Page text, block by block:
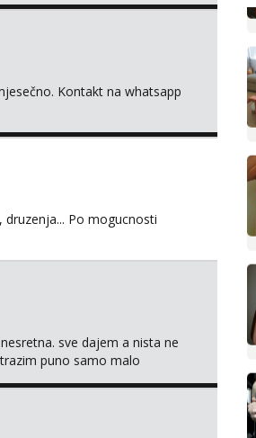
Kontakt na whatsapp
Po mogucnosti
sve dajem a nista ne
puno samo malo